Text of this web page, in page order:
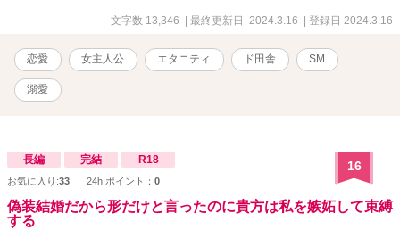
文字数 13,346 | 最終更新日 2024.3.16 | 登録日 2024.3.16
恋愛 女主人公 エタニティ ド田舎 SM
溺愛
長編 完結 R18
お気に入り:33 24h.ポイント： 0
16
偽装結婚だから形だけと言ったのに貴方は私を嫉妬して束縛
する